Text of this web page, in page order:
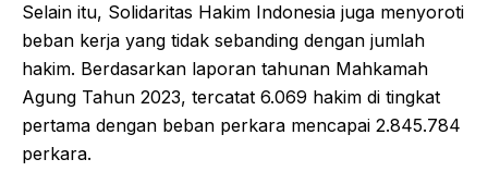
Selain itu, Solidaritas Hakim Indonesia juga menyoroti
beban kerja yang tidak sebanding dengan jumlah
hakim. Berdasarkan laporan tahunan Mahkamah
Agung Tahun 2023, tercatat 6.069 hakim di tingkat
pertama dengan beban perkara mencapai 2.845.784
perkara.